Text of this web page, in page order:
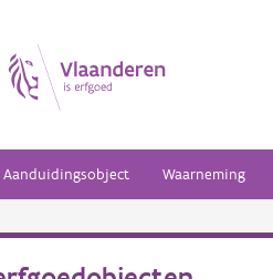
Aanduidingsobject Waarneming